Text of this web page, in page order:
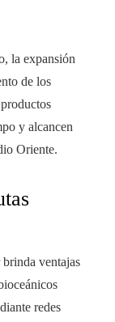
la expansión
de los
y alcancen
Oriente.
ventajas
redes